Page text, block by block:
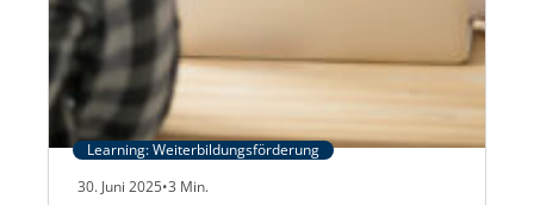
Learning: Weiterbildungsförderung
30. Juni 2025•3 Min.